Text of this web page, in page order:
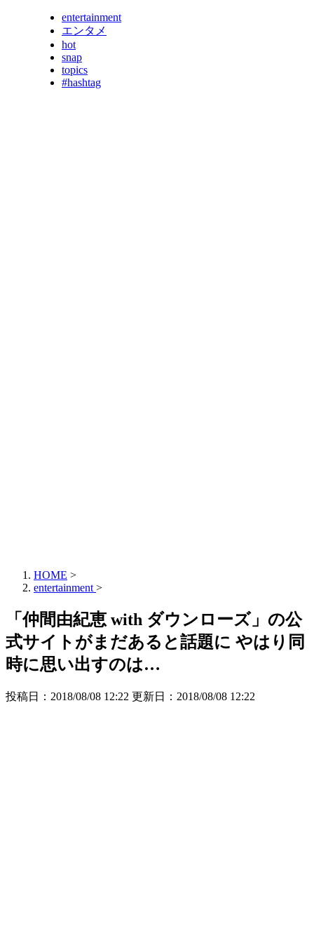
entertainment
エンタメ
hot
snap
topics
#hashtag
HOME >
entertainment >
「仲間由紀恵 with ダウンローズ」の公
式サイトがまだあると話題に やはり同
時に思い出すのは…
投稿日：2018/08/08 12:22 更新日： 2018/08/08 12:22